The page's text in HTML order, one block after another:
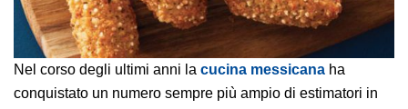
Nel corso degli ultimi anni la cucina messicana ha
conquistato un numero sempre più ampio di estimatori in